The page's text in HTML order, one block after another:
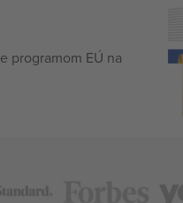
programom EÚ na